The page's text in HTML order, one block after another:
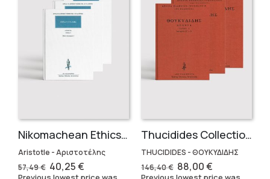
Nikomachean Ethics (3 volumes)
Aristotle - Αριστοτέλης
57,49€ Original
price
40,25€Current
price
Thucidides Collection – Hardbound Edition (4 volumes)
THUCIDIDES - ΘΟΥΚΥΔΙΔΗΣ
146,40€ Original
price
88,00€Current
price